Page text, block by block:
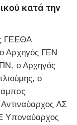
κατά την
ΓΕΕΘΑ
Αρχηγός ΓΕΝ
ο Αρχηγός
ο
ΛΣ
Υποναύαρχος